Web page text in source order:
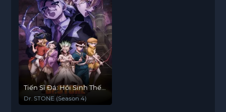
Tiến Sĩ Đá: Hồi Sinh Thế
Giới (Phần 4)
Dr. STONE (Season 4)